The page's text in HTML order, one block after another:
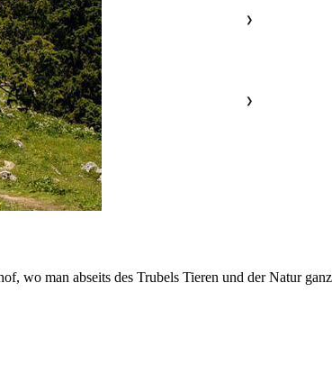
wo man abseits des Trubels Tieren und der Natur
❯
❯